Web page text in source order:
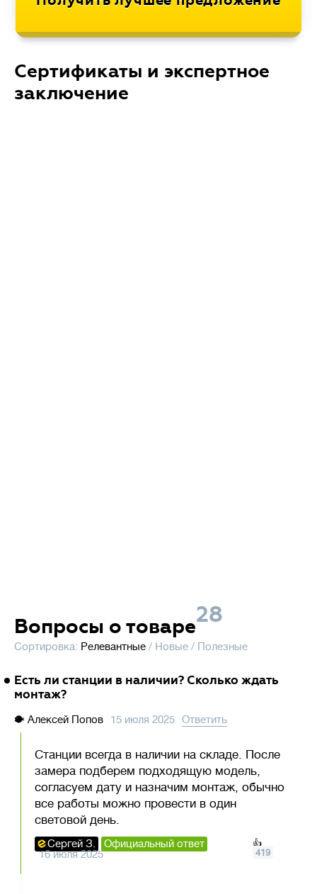
Сертификаты и экспертное
заключение
Вопросы о товаре28
Сортировка: Релевантные / Новые / Полезные
Есть ли станции в наличии? Сколько ждать
монтаж?
🐡 Алексей Попов 15 июля 2025 Ответить
Станции всегда в наличии на складе. После
замера подберем подходящую модель,
согласуем дату и назначим монтаж, обычно
все работы можно провести в один
световой день.
Сергей З.
Официальный ответ
16 июля 2025
👍
419